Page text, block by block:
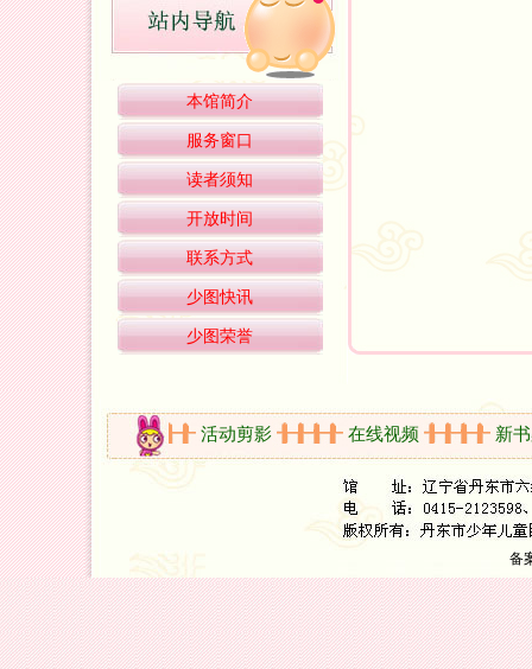
本馆简介
服务窗口
读者须知
开放时间
联系方式
少图快讯
少图荣誉
开放时间 活动剪影 在线视频 新书架
备